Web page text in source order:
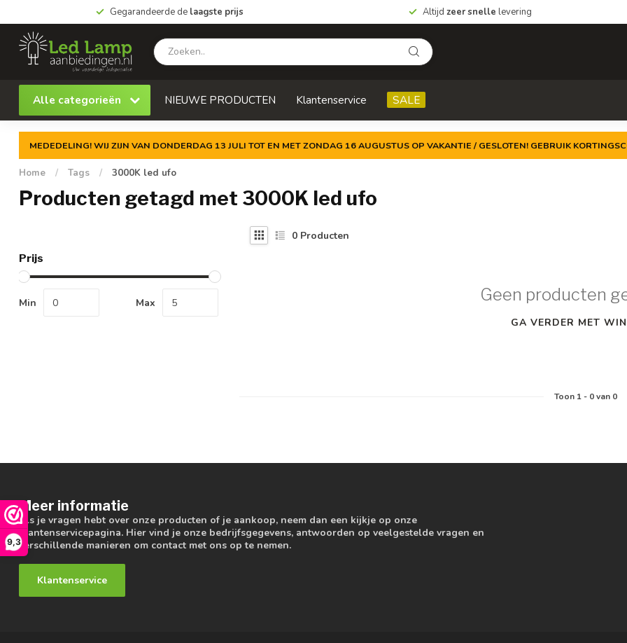
9,3
Gegarandeerde de laagste prijs Altijd zeer snelle levering
Alle categorieën NIEUWE PRODUCTEN Klantenservice SALE
MEDEDELING! WIJ ZIJN VAN DONDERDAG 13 JULI TOT EN MET ZONDAG 16 AUGUSTUS OP VAKANTIE / GESLOTEN! GEBRUIK
Home / Tags / 3000K led ufo
Producten getagd met 3000K led ufo
Prijs
Min Max
0 Producten
Geen producten
GA VERDER MET
Toon 1- 0van 0
Meer informatie
Als je vragen hebt over onze producten of je aankoop, neem dan een kijkje op onze
klantenservicepagina. Hier vind je onze bedrijfsgegevens, antwoorden op veelgestelde vragen en
verschillende manieren om contact met ons op te nemen.
Klantenservice